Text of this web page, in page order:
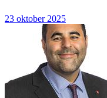
23 oktober 2025